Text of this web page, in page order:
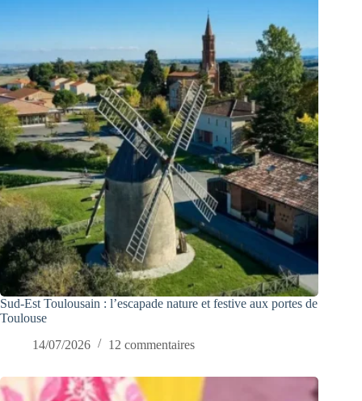
Sud-Est Toulousain : l’escapade nature et festive aux portes de
Toulouse
14/07/2026
12 commentaires